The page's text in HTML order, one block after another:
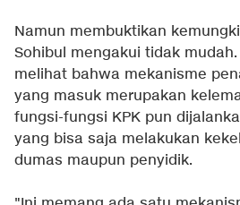
Namun membuktikan
Sohibul mengakui tidak
melihat bahwa mekanisme
yang masuk merupakan
fungsi-fungsi KPK pun
yang bisa saja melakukan
dumas maupun penyidik.